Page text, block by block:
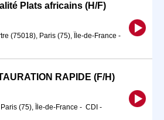
Plats africains (H/F)
(75018), Paris (75), Île-de-France -
RAPIDE (F/H)
(75), Île-de-France - CDI -